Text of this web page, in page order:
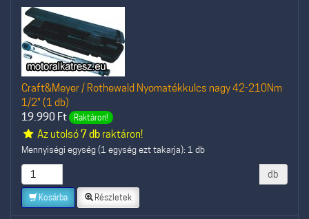
Craft&Meyer / Rothewald Nyomatékkulcs nagy 42-210Nm
1/2" (1 db)
19.990 Ft Raktáron!
Az utolsó7 dbraktáron!
Mennyiségi egység (1 egység ezt takarja): 1 db
db
Kosárba Részletek